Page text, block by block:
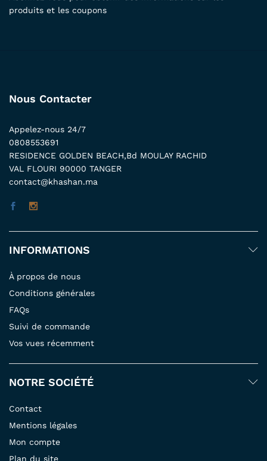
produits et les coupons
Nous Contacter
Appelez-nous 24/7
0808553691
RESIDENCE GOLDEN BEACH,Bd MOULAY RACHID
VAL FLOURI 90000 TANGER
contact@khashan.ma
INFORMATIONS
À propos de nous
Conditions générales
FAQs
Suivi de commande
Vos vues récemment
NOTRE SOCIÉTÉ
Contact
Mentions légales
Mon compte
Plan du site